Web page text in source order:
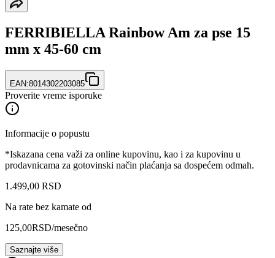
FERRIBIELLA Rainbow Am za pse 15
mm x 45-60 cm
EAN:8014302203085
Proverite vreme isporuke
Informacije o popustu
*Iskazana cena važi za online kupovinu, kao i za kupovinu u
prodavnicama za gotovinski način plaćanja sa dospećem odmah.
1.499,00 RSD
Na rate bez kamate od
125,00RSD/mesečno
Saznajte više